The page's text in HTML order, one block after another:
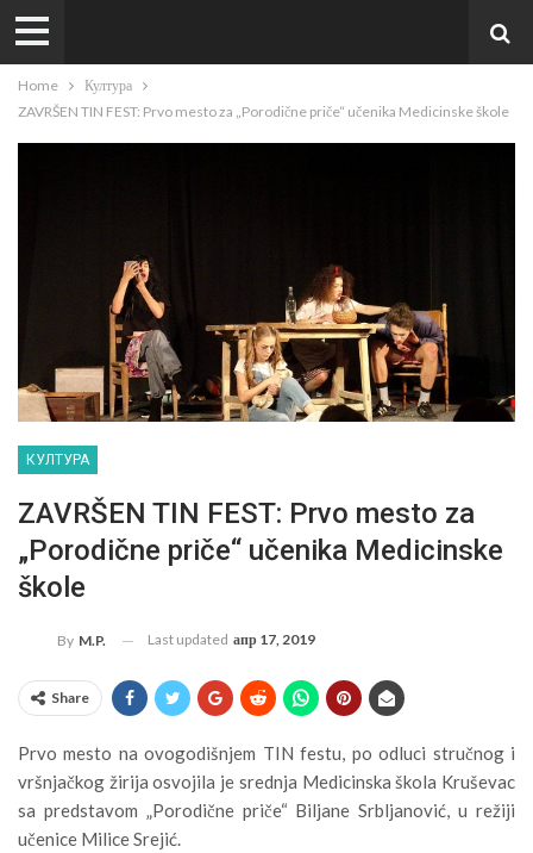
Home
Култура
ZAVRŠEN TIN FEST: Prvo mesto za „Porodične priče“ učenika Medicinske škole
КУЛТУРА
ZAVRŠEN TIN FEST: Prvo mesto za
„Porodične priče“ učenika Medicinske
škole
By M.P. Last updated апр 17, 2019
Share
Prvo mesto na ovogodišnjem TIN festu, po odluci stručnog i
vršnjačkog žirija osvojila je srednja Medicinska škola Kruševac
sa predstavom „Porodične priče“ Biljane Srbljanović, u režiji
učenice Milice Srejić.